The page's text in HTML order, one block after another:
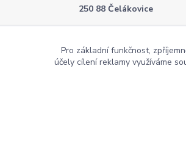
250 88 Čelákovice
Po-Pá: 8:00 - 17:30
So: 9:00 - 12:00
Pro základní funkčnost,
účely cílení reklamy využíváme